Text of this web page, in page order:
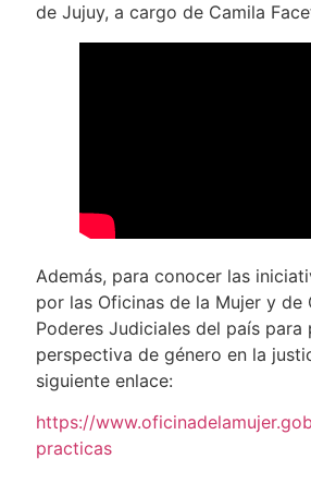
de Jujuy, a cargo de Camila
Además, para conocer las
por las Oficinas de la Mujer y de
Poderes Judiciales del país para
perspectiva de género en la
siguiente enlace:
https://
practicas